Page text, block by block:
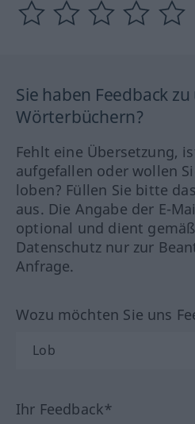
Sie haben Feedback
Wörterbüchern?
Fehlt eine Übersetzung,
aufgefallen oder wollen
loben? Füllen Sie bitte
aus. Die Angabe der E-
optional und dient
Datenschutz nur zur
Anfrage.
Wozu möchten Sie uns
Ihr Feedback*